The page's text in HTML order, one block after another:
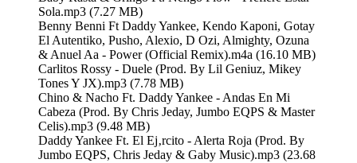
Sola.mp3 (7.27 MB)
Benny Benni Ft Daddy Yankee, Kendo Kaponi, Gotay
El Autentiko, Pusho, Alexio, D Ozi, Almighty, Ozuna
& Anuel Aa - Power (Official Remix).m4a (16.10 MB)
Carlitos Rossy - Duele (Prod. By Lil Geniuz, Mikey
Tones Y JX).mp3 (7.78 MB)
Chino & Nacho Ft. Daddy Yankee - Andas En Mi
Cabeza (Prod. By Chris Jeday, Jumbo EQPS & Master
Celis).mp3 (9.48 MB)
Daddy Yankee Ft. El Ej‚rcito - Alerta Roja (Prod. By
Jumbo EQPS, Chris Jeday & Gaby Music).mp3 (23.68